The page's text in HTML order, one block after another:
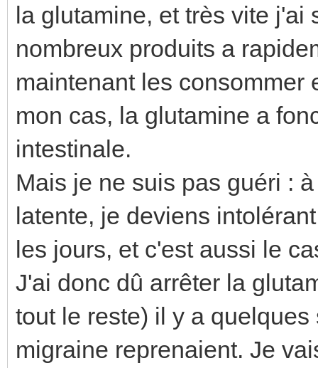
la glutamine, et très vite j'ai
nombreux produits a
maintenant les consommer
mon cas, la glutamine a
intestinale.
Mais je ne suis pas guéri :
latente, je deviens
les jours, et c'est aussi le
J'ai donc dû arrêter la
tout le reste) il y a
migraine reprenaient. Je